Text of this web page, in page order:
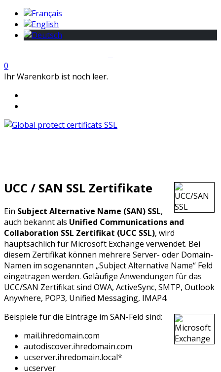
0
Ihr Warenkorb ist noch leer.
UCC / SAN SSL Zertifikate
Ein Subject Alternative Name (SAN) SSL,
auch bekannt als Unified Communications and
Collaboration SSL Zertifikat (UCC SSL), wird
hauptsächlich für Microsoft Exchange verwendet. Bei
diesem Zertifikat können mehrere Server- oder Domain-
Namen im sogenannten „Subject Alternative Name“ Feld
eingetragen werden. Geläufige Anwendungen für das
UCC/SAN Zertifikat sind OWA, ActiveSync, SMTP, Outlook
Anywhere, POP3, Unified Messaging, IMAP4.
Beispiele für die Einträge im SAN-Feld sind:
mail.ihredomain.com
autodiscover.ihredomain.com
ucserver.ihredomain.local*
ucserver